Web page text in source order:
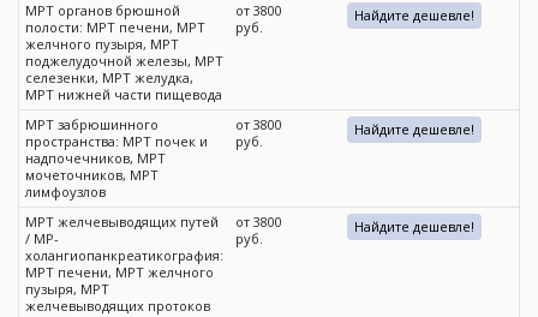
МРТ органов брюшной
полости: МРТ печени, МРТ
желчного пузыря, МРТ
поджелудочной железы, МРТ
селезенки, МРТ желудка,
МРТ нижней части пищевода
от 3800
руб.
Найдите дешевле!
МРТ забрюшинного
пространства: МРТ почек и
надпочечников, МРТ
мочеточников, МРТ
лимфоузлов
от 3800
руб.
Найдите дешевле!
МРТ желчевыводящих путей
/ МР-
холангиопанкреатикография:
МРТ печени, МРТ желчного
пузыря, МРТ
желчевыводящих протоков
от 3800
руб.
Найдите дешевле!